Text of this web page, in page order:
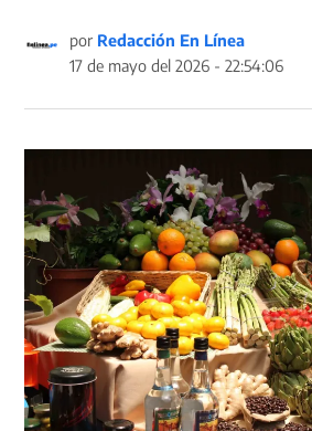
por Redacción En Línea
17 de mayo del 2026 - 22:54:06